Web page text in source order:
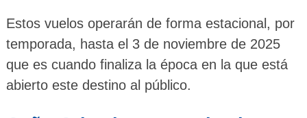
Estos vuelos operarán de forma estacional, por
temporada, hasta el 3 de noviembre de 2025
que es cuando finaliza la época en la que está
abierto este destino al público.